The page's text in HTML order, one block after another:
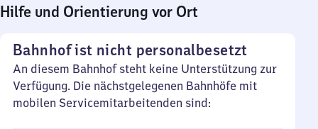
Hilfe und Orientierung vor Ort
Bahnhof ist nicht personalbesetzt
An diesem Bahnhof steht keine Unterstützung zur
Verfügung. Die nächstgelegenen Bahnhöfe mit
mobilen Servicemitarbeitenden sind: